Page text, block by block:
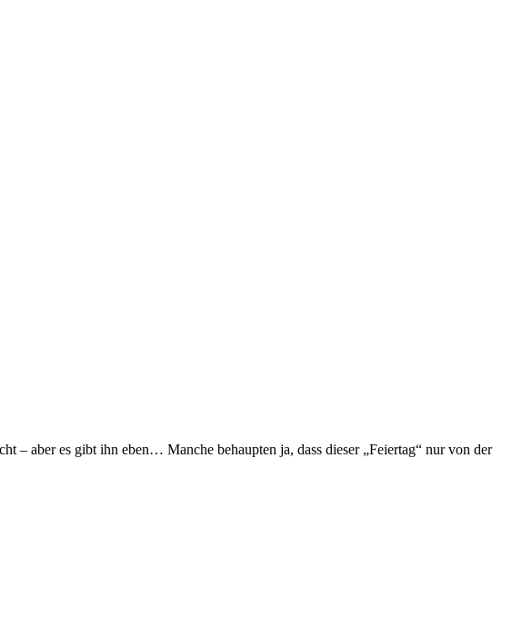
– aber es gibt ihn eben… Manche behaupten ja, dass dieser „Feiertag“ nur von der